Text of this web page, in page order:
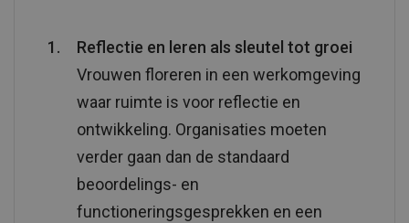
Reflectie en leren als sleutel tot groei
Vrouwen floreren in een werkomgeving
waar ruimte is voor reflectie en
ontwikkeling. Organisaties moeten
verder gaan dan de standaard
beoordelings- en
functioneringsgesprekken en een